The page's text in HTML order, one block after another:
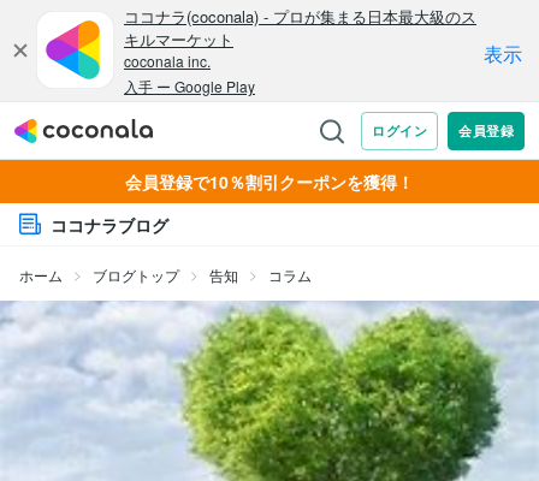
会員登録で10％割引クーポンを獲得！
ココナラブログ
ホーム ブログトップ 告知 コラム